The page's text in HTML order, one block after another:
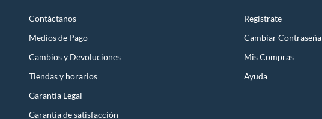
Contáctanos
Medios de Pago
Cambios y Devoluciones
Tiendas y horarios
Garantía Legal
Garantía de satisfacción
Registrate
Cambiar Contraseña
Mis Compras
Ayuda